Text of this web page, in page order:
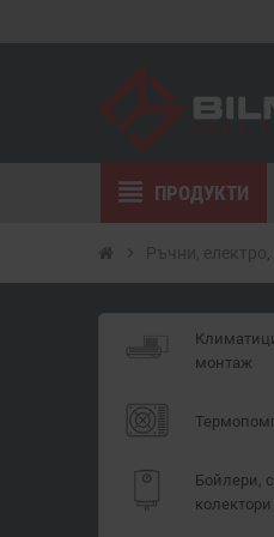
view_headline ПРОДУКТИ
Ръчни,
монтаж
Бойлери,